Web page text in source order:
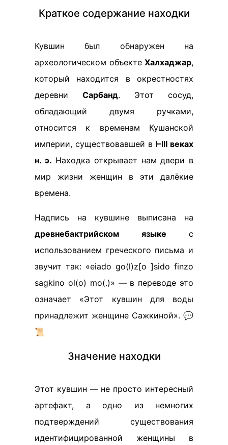
Краткое содержание находки
Кувшин был обнаружен на
археологическом объекте Халхаджар,
который находится в окрестностях
деревни Сарбанд. Этот сосуд,
обладающий двумя ручками,
относится к временам Кушанской
империи, существовавшей в I–III веках
н. э. Находка открывает нам двери в
мир жизни женщин в эти далёкие
времена.
Надпись на кувшине выписана на
древнебактрийском языке с
использованием греческого письма и
звучит так: «eiado go(l)z[o ]sido finzo
sagkino ol(o) mo(.)» — в переводе это
означает «Этот кувшин для воды
принадлежит женщине Сажкиной». 💬
📜
Значение находки
Этот кувшин — не просто интересный
артефакт, а одно из немногих
подтверждений существования
идентифицированной женщины в